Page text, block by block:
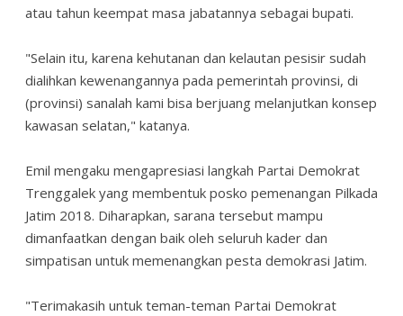
atau tahun keempat masa jabatannya sebagai bupati.
"Selain itu, karena kehutanan dan kelautan pesisir sudah
dialihkan kewenangannya pada pemerintah provinsi, di
(provinsi) sanalah kami bisa berjuang melanjutkan konsep
kawasan selatan," katanya.
Emil mengaku mengapresiasi langkah Partai Demokrat
Trenggalek yang membentuk posko pemenangan Pilkada
Jatim 2018. Diharapkan, sarana tersebut mampu
dimanfaatkan dengan baik oleh seluruh kader dan
simpatisan untuk memenangkan pesta demokrasi Jatim.
"Terimakasih untuk teman-teman Partai Demokrat